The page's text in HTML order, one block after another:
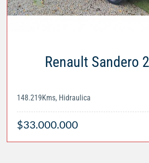
Renault Sandero
148.219Kms, Hidraulica
$33.000.000